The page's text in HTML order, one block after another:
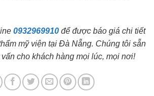
0932969910 để được báo giá chi tiết
mỹ viện tại Đà Nẵng. Chúng tôi sẵn
cho khách hàng mọi lúc, mọi nơi!